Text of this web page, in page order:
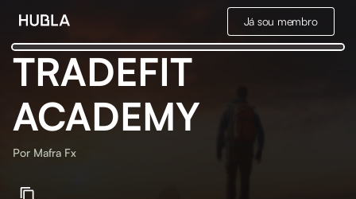
Já sou membro
TRADEFIT
ACADEMY
Por Mafra Fx